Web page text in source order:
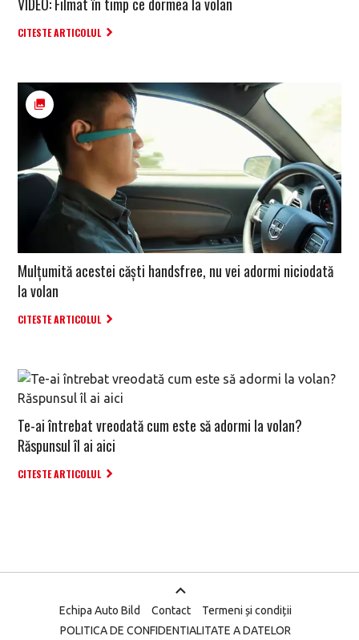
VIDEO: Filmat în timp ce dormea la volan
CITESTE ARTICOLUL
Mulțumită acestei căști handsfree, nu vei adormi niciodată
la volan
CITESTE ARTICOLUL
Te-ai întrebat vreodată cum este să adormi la volan?
Răspunsul îl ai aici
CITESTE ARTICOLUL
Echipa Auto Bild Contact
Termeni și condiții
POLITICA DE CONFIDENTIALITATE A DATELOR